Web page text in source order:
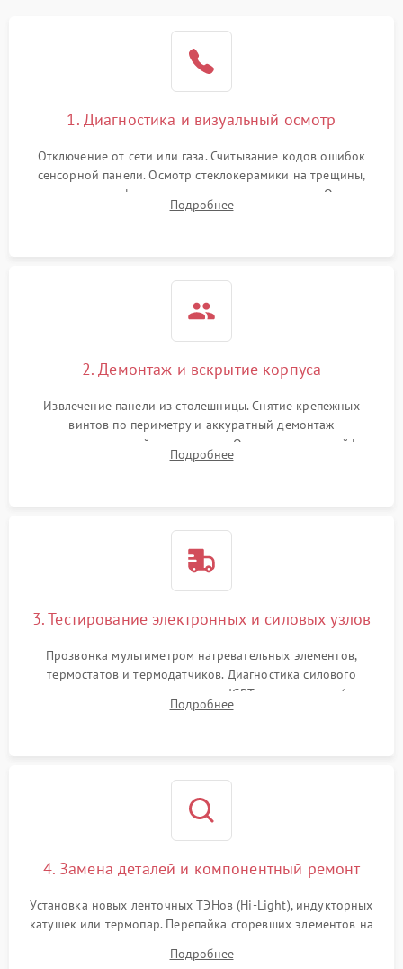
1. Диагностика и визуальный осмотр
Отключение от сети или газа. Считывание кодов ошибок
сенсорной панели. Осмотр стеклокерамики на трещины,
проверка конфорок на равномерность нагрева. Опрос
клиента о симптомах (не включается, не видит посуду,
Подробнее
2. Демонтаж и вскрытие корпуса
Извлечение панели из столешницы. Снятие крепежных
винтов по периметру и аккуратный демонтаж
стеклокерамической поверхности. Отсоединение шлейфов
сенсорного блока для доступа к силовым платам, катушкам
Подробнее
3. Тестирование электронных и силовых узлов
Прозвонка мультиметром нагревательных элементов,
термостатов и термодатчиков. Диагностика силового
модуля, реле, диодных мостов и IGBT-транзисторов (для
индукции). Проверка кранов и газ-контроля (для газовых
Подробнее
4. Замена деталей и компонентный ремонт
Установка новых ленточных ТЭНов (Hi-Light), индукторных
катушек или термопар. Перепайка сгоревших элементов на
дорожек. Очистка контактов и замена поврежденной
Подробнее